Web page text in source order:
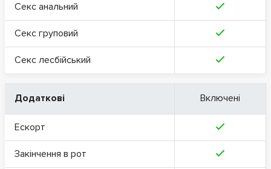
Секс анальний
Секс груповий
Секс лесбійський
Додаткові Включені
Ескорт
Закінчення в рот